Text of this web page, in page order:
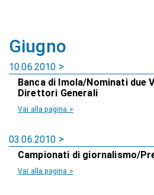
Giugno
10.06.2010
Banca di Imola/Nominati due
Direttori Generali
Vai alla pagina >
03.06.2010
Campionati di giornalismo/
Vai alla pagina >